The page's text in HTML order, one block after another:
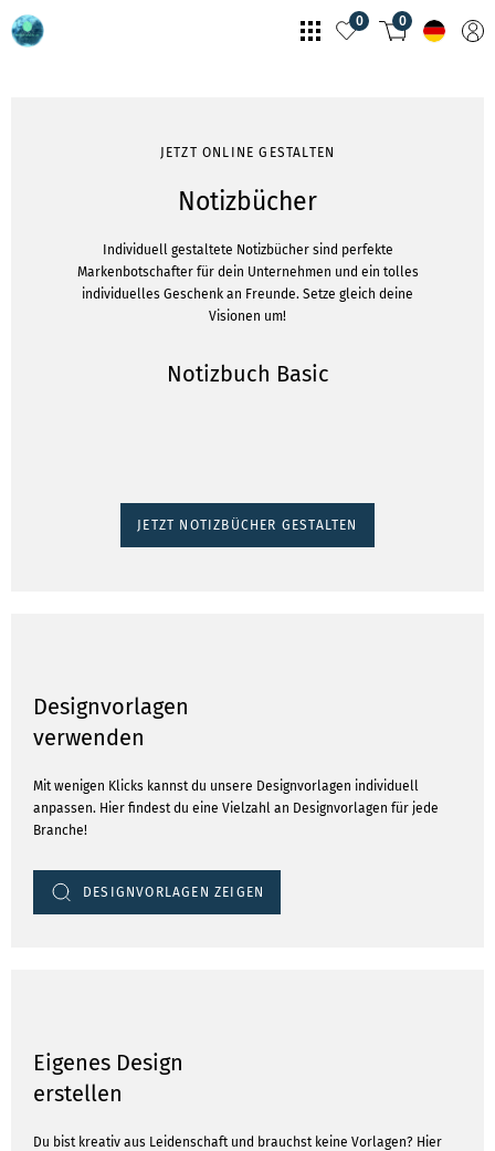
0 0
JETZT ONLINE GESTALTEN
Notizbücher
Individuell gestaltete Notizbücher sind perfekte
Markenbotschafter für dein Unternehmen und ein tolles
individuelles Geschenk an Freunde. Setze gleich deine
Visionen um!
Notizbuch Basic
JETZT NOTIZBÜCHER GESTALTEN
Designvorlagen
verwenden
Mit wenigen Klicks kannst du unsere Designvorlagen individuell
anpassen. Hier findest du eine Vielzahl an Designvorlagen für jede
Branche!
DESIGNVORLAGEN ZEIGEN
Eigenes Design
erstellen
Du bist kreativ aus Leidenschaft und brauchst keine Vorlagen? Hier